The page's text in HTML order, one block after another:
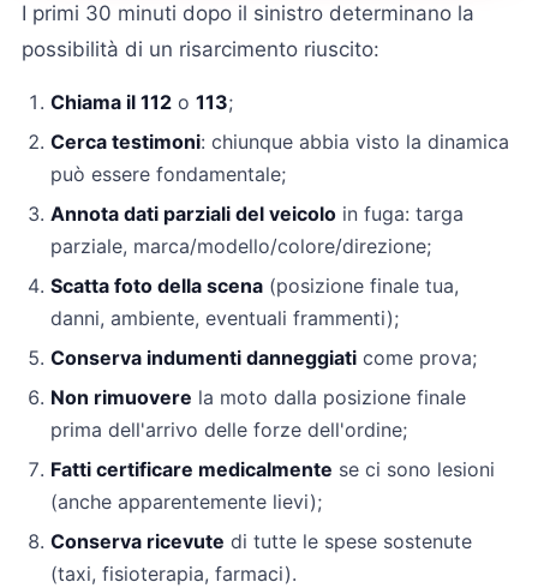
I primi 30 minuti dopo il sinistro determinano la
possibilità di un risarcimento riuscito:
Chiama il 112 o 113;
Cerca testimoni: chiunque abbia visto la dinamica
può essere fondamentale;
Annota dati parziali del veicolo in fuga: targa
parziale, marca/modello/colore/direzione;
Scatta foto della scena (posizione finale tua,
danni, ambiente, eventuali frammenti);
Conserva indumenti danneggiati come prova;
Non rimuovere la moto dalla posizione finale
prima dell'arrivo delle forze dell'ordine;
Fatti certificare medicalmente se ci sono lesioni
(anche apparentemente lievi);
Conserva ricevute di tutte le spese sostenute
(taxi, fisioterapia, farmaci).